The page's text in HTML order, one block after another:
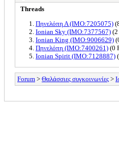
Threads
Πηνελόπη Α (ΙΜΟ:7205075)
Ionian Sky (IMO:7377567)
Ionian King (IMO:9006629)
Πηνελόπη (IMO:7400261) (0
Ionian Spirit (IMO:7128887)
Forum > Θαλάσσιες συγκοινωνίες >